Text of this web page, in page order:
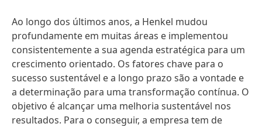
Ao longo dos últimos anos, a Henkel mudou
profundamente em muitas áreas e implementou
consistentemente a sua agenda estratégica para um
crescimento orientado. Os fatores chave para o
sucesso sustentável e a longo prazo são a vontade e
a determinação para uma transformação contínua. O
objetivo é alcançar uma melhoria sustentável nos
resultados. Para o conseguir, a empresa tem de